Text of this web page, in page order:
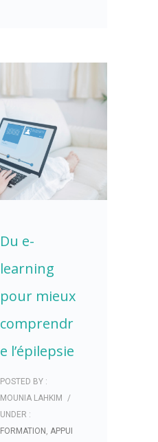
Du e-
learning
pour mieux
comprendr
e l’épilepsie
POSTED BY :
MOUNIA LAHKIM
/
UNDER :
FORMATION , APPUI